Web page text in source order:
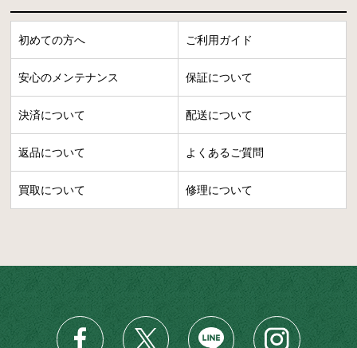
初めての方へ ご利用ガイド
安心のメンテナンス 保証について
決済について 配送について
返品について よくあるご質問
買取について 修理について